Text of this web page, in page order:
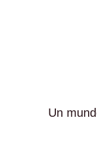
Un